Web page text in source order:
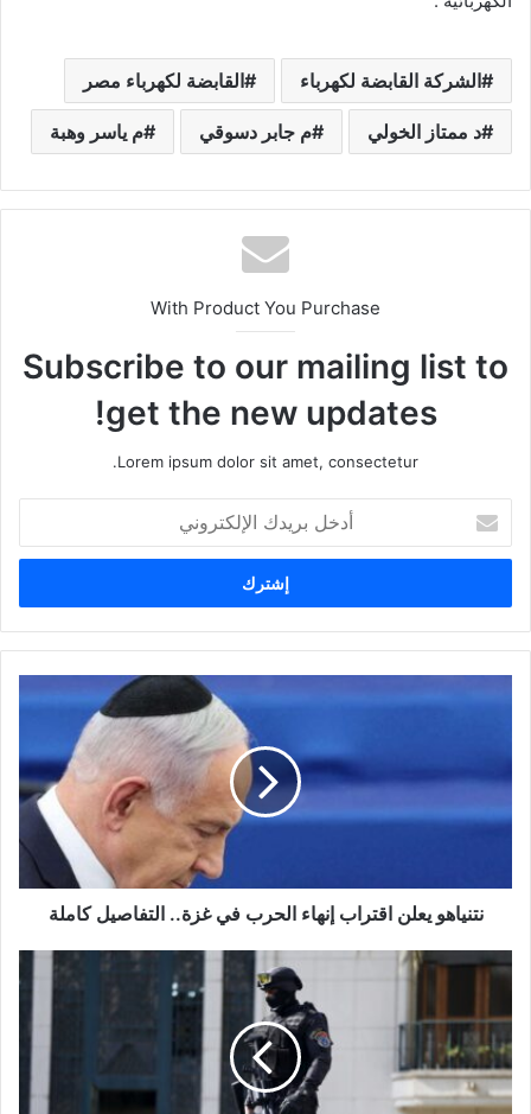
الشركة القابضة لكهرباء القابضة لكهرباء مصر
د ممتاز الخولي م جابر دسوقي م ياسر وهبة
With Product You Purchase
Subscribe to our mailing list to
get the new updates!
Lorem ipsum dolor sit amet, consectetur.
خ
ب
ر
ل
إ
ر
ي
نتنياهو يعلن اقتراب إنهاء الحرب في غزة.. التفاصيل كاملة